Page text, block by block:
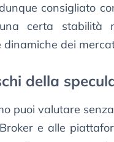
consigliato
certa stabilità
dei
della
puoi valutare
e alle